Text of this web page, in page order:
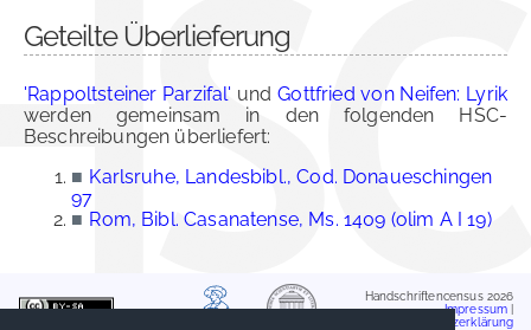
Geteilte Überlieferung
'Rappoltsteiner Parzifal' undGottfried von Neifen: Lyrik
werden gemeinsam in den folgenden HSC-
Beschreibungen überliefert:
■ Karlsruhe, Landesbibl., Cod. Donaueschingen
97
■ Rom, Bibl. Casanatense, Ms. 1409 (olim A I 19)
Handschriftencensus 2026
Impressum
Datenschutzerklärung